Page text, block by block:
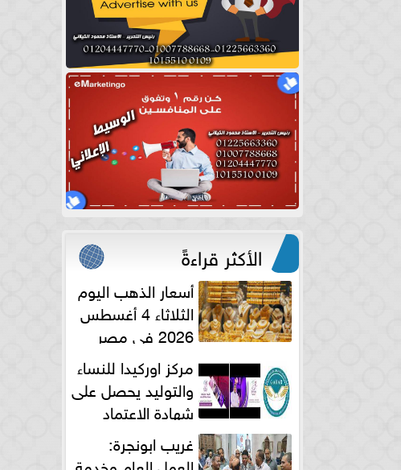
الأكثر قراءةً
أسعار الذهب اليوم
الثلاثاء 4 أغسطس
2026 في مصر
مركز اوركيدا للنساء
والتوليد يحصل على
شهادة الاعتماد
الكامل
غريب ابونجرة:
العمل العام وخدمة